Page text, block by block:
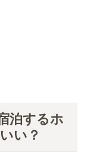
泊するホ
い？